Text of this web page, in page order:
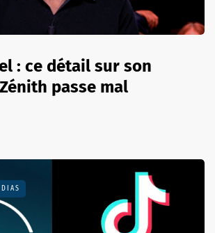
: ce détail sur son
passe mal